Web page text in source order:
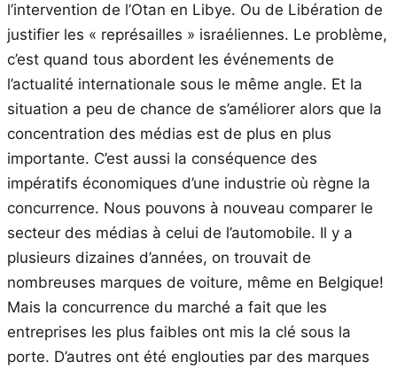
l’intervention de l’Otan en Libye. Ou de Libération de
justifier les « représailles » israéliennes. Le problème,
c’est quand tous abordent les événements de
l’actualité internationale sous le même angle. Et la
situation a peu de chance de s’améliorer alors que la
concentration des médias est de plus en plus
importante. C’est aussi la conséquence des
impératifs économiques d’une industrie où règne la
concurrence. Nous pouvons à nouveau comparer le
secteur des médias à celui de l’automobile. Il y a
plusieurs dizaines d’années, on trouvait de
nombreuses marques de voiture, même en Belgique!
Mais la concurrence du marché a fait que les
entreprises les plus faibles ont mis la clé sous la
porte. D’autres ont été englouties par des marques